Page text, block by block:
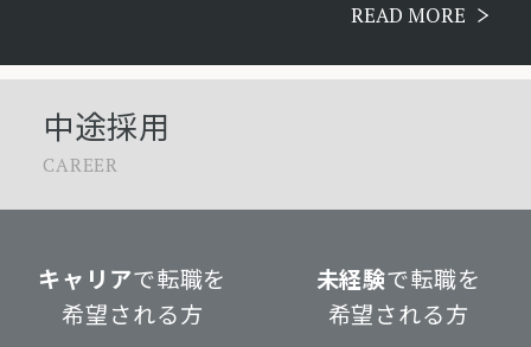
READ MORE
中途採用
CAREER
キャリアで転職を
希望される方
未経験で転職を
希望される方